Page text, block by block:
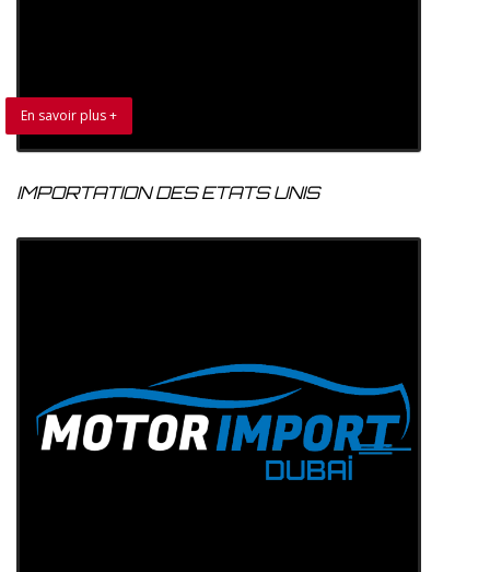
En savoir plus +
IMPORTATION DES ETATS UNIS